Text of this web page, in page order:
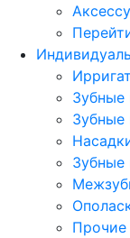
Зубные
Зубные
Зубные
Прочие